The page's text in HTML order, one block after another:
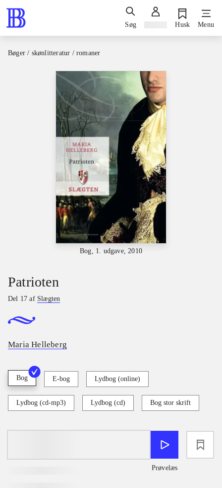
Søg Husk Menu
Bøger / skønlitteratur / romaner
Bog, 1. udgave, 2010
Patrioten
Del 17 af Slægten
Maria Helleberg
Bog E-bog Lydbog (online)
Lydbog (cd-mp3) Lydbog (cd) Bog stor skrift
Prøvelæs